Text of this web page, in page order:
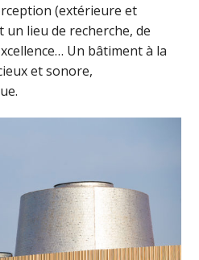
(extérieure et
lieu de recherche, de
Un bâtiment à la
et sonore,